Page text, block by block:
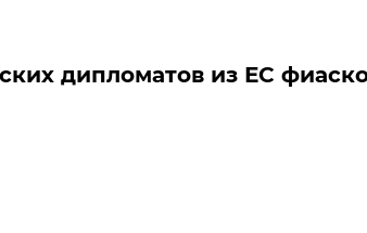
дипломатов из ЕС